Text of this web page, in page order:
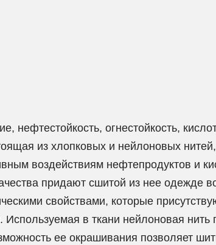
нефтестойкость, огнестойкость,
из хлопковых и нейлоновых
воздействиям нефтепродуктов и
придают сшитой из нее одежде
свойствами, которые
Используемая в ткани нейлоновая
ее окрашивания позволяет